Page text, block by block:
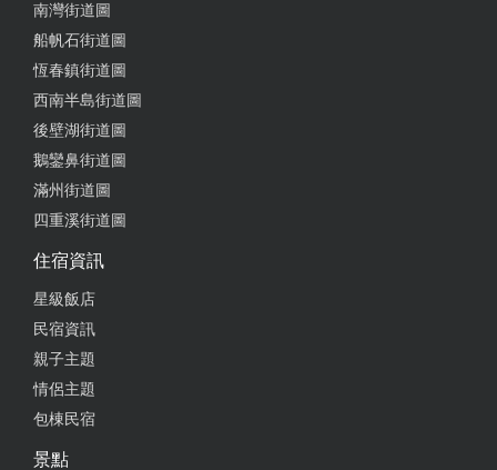
南灣街道圖
船帆石街道圖
恆春鎮街道圖
西南半島街道圖
後壁湖街道圖
鵝鑾鼻街道圖
滿州街道圖
四重溪街道圖
住宿資訊
星級飯店
民宿資訊
親子主題
情侶主題
包棟民宿
景點